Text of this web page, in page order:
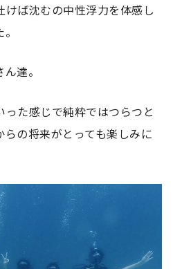
けば沈むの中性浮力を体感し
達。
った感じで純粋ではつらつと
らの将来がとっても楽しみに